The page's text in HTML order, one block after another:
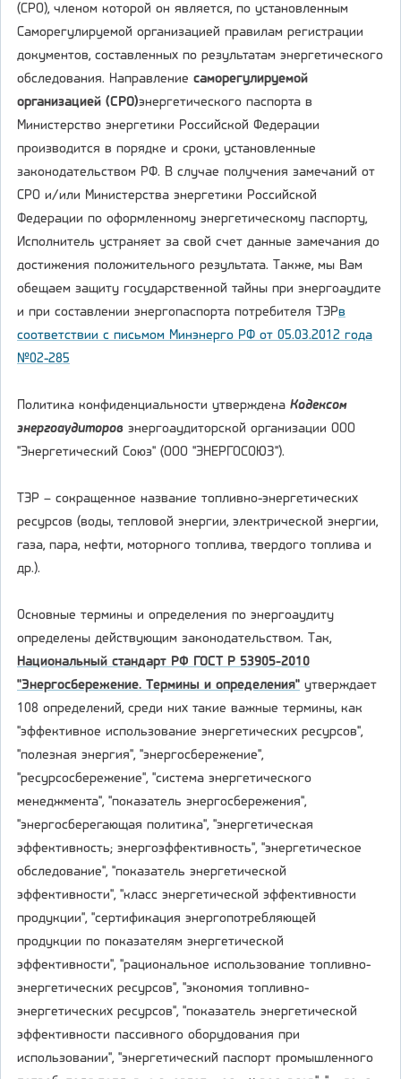
(СРО), членом которой он является, по установленным
Саморегулируемой организацией правилам регистрации
документов, составленных по результатам энергетического
обследования. Направление саморегулируемой
организацией (СРО)энергетического паспорта в
Министерство энергетики Российской Федерации
производится в порядке и сроки, установленные
законодательством РФ. В случае получения замечаний от
СРО и/или Министерства энергетики Российской
Федерации по оформленному энергетическому паспорту,
Исполнитель устраняет за свой счет данные замечания до
достижения положительного результата. Также, мы Вам
обещаем защиту государственной тайны при энергоаудите
и при составлении энергопаспорта потребителя ТЭРв
соответствии с письмом Минэнерго РФ от 05.03.2012 года
№02-285
Политика конфиденциальности утверждена Кодексом
энергоаудиторов энергоаудиторской организации ООО
"Энергетический Союз" (ООО "ЭНЕРГОСОЮЗ").
ТЭР – сокращенное название топливно-энергетических
ресурсов (воды, тепловой энергии, электрической энергии,
газа, пара, нефти, моторного топлива, твердого топлива и
др.).
Основные термины и определения по энергоаудиту
определены действующим законодательством. Так,
Национальный стандарт РФ ГОСТ Р 53905-2010
"Энергосбережение. Термины и определения" утверждает
108 определений, среди них такие важные термины, как
"эффективное использование энергетических ресурсов",
"полезная энергия", "энергосбережение",
"ресурсосбережение", "система энергетического
менеджмента", "показатель энергосбережения",
"энергосберегающая политика", "энергетическая
эффективность; энергоэффективность", "энергетическое
обследование", "показатель энергетической
эффективности", "класс энергетической эффективности
продукции", "сертификация энергопотребляющей
продукции по показателям энергетической
эффективности", "рациональное использование топливно-
энергетических ресурсов", "экономия топливно-
энергетических ресурсов", "показатель энергетической
эффективности пассивного оборудования при
использовании", "энергетический паспорт промышленного